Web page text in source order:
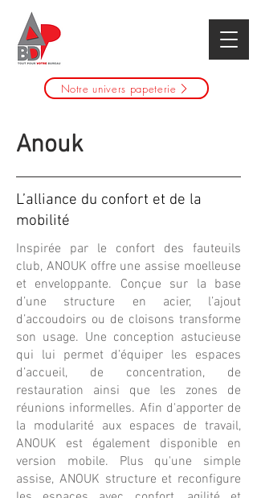
Notre univers papeterie
Anouk
L’alliance du confort et de la
mobilité
Inspirée par le confort des fauteuils
club, ANOUK offre une assise moelleuse
et enveloppante. Conçue sur la base
d’une structure en acier, l’ajout
d’accoudoirs ou de cloisons transforme
son usage. Une conception astucieuse
qui lui permet d’équiper les espaces
d’accueil, de concentration, de
restauration ainsi que les zones de
réunions informelles. Afin d'apporter de
la modularité aux espaces de travail,
ANOUK est également disponible en
version mobile. Plus qu'une simple
assise, ANOUK structure et reconfigure